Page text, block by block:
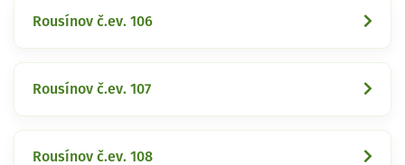
Rousínov č.ev. 106
Rousínov č.ev. 107
Rousínov č.ev. 108